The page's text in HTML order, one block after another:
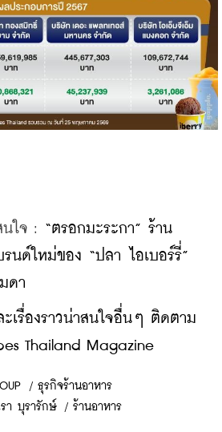
นใจ : “ตรอกมะระกา” ร้าน
นด์ใหม่ของ “ปลา ไอเบอร์รี่”
ดา
เรื่องราวน่าสนใจอื่นๆ ติดตาม
Thailand Magazine
/ ธุรกิจร้านอาหาร
า บุรารักษ์ / ร้านอาหาร